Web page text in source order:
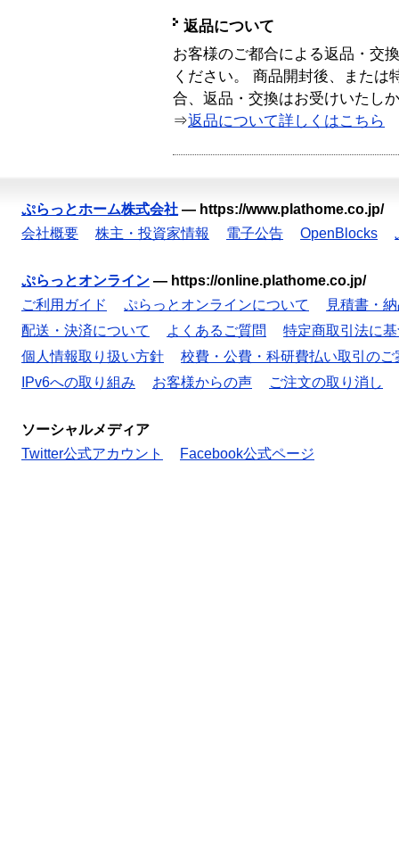
返品について
お客様のご都合による返品・交
ください。 商品開封後、または
合、返品・交換はお受けいたし
⇒返品について詳しくはこちら
ぷらっとホーム株式会社 — https://www.plathome.co.jp/
会社概要
株主・投資家情報 電子公告 OpenBlocks
ぷらっとオンライン — https://online.plathome.co.jp/
ご利用ガイド
ぷらっとオンラインについて
見積書・
配送・決済について
よくあるご質問
特定商取引法に
個人情報取り扱い方針
校費・公費・科研費払い取引のご
IPv6への取り組み
お客様からの声 ご注文の取り消し
ソーシャルメディア
Twitter公式アカウント
Facebook公式ページ